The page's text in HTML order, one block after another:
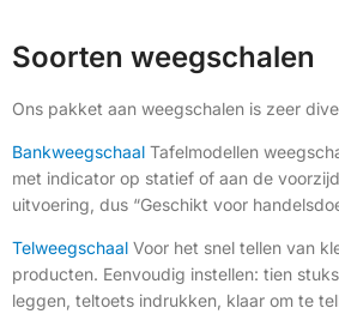
Soorten weegschalen
Ons pakket aan weegschalen is zeer
Bankweegschaal Tafelmodellen
met indicator op statief of aan de
uitvoering, dus “Geschikt voor
Telweegschaal Voor het snel tellen van
producten. Eenvoudig instellen: tien
leggen, teltoets indrukken, klaar om te